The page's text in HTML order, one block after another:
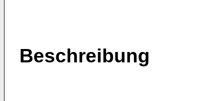
Beschreibung